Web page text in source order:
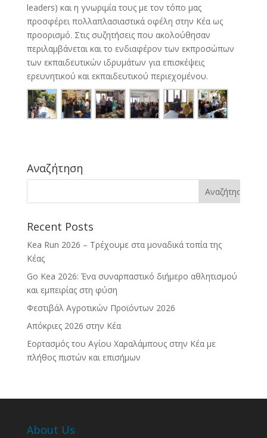
leaders) και η γνωριμία τους με τον τόπο μας
προσφέρει πολλαπλασιαστικά οφέλη στην Κέα ως
προορισμό. Στις συζητήσεις που ακολούθησαν
περιλαμβάνεται και το ενδιαφέρον των εκπροσώπων
των εκπαιδευτικών ιδρυμάτων για επισκέψεις
ερευνητικού και εκπαιδευτικού περιεχομένου.
Αναζήτηση
Recent Posts
Kea Run 2026 – Τρέχουμε στα μοναδικά τοπία της
Κέας
Go Kea 2026: Ένα συναρπαστικό διήμερο αθλητισμού
και εμπειρίας στη φύση
Φεστιβάλ Αγροτικών Προϊόντων 2026
Απόκριες 2026 στην Κέα
Εορτασμός του Αγίου Χαραλάμπους στην Κέα με
πλήθος πιστών και επισήμων
About Us